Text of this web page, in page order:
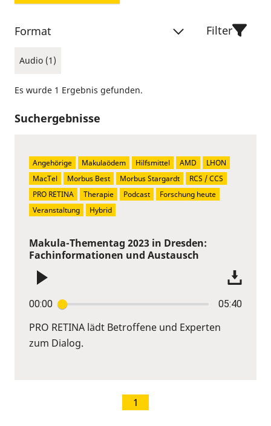
Format
Audio (1)
Filter
Es wurde 1 Ergebnis gefunden.
Suchergebnisse
Makula-Thementag 2023 in Dresden:
Fachinformationen und Austausch
00:00 05:40
PRO RETINA lädt Betroffene und Experten
zum Dialog.
Angehörige Makulaödem Hilfsmittel AMD
LHON
MacTel
Morbus Best Morbus Stargardt
RCS / CCS
PRO RETINA
Therapie Podcast
Forschung heute
Veranstaltung
Hybrid
1